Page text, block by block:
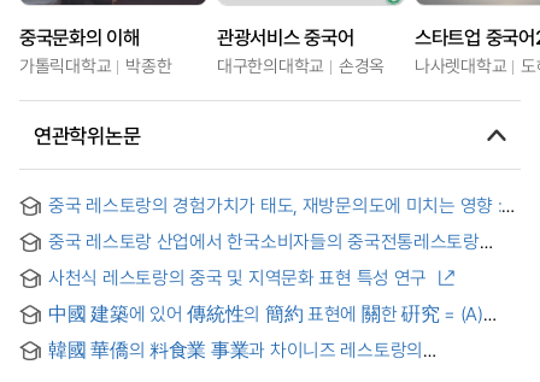
중국문화의 이해
가톨릭대학교 박종한
관광서비스 중국어
대구한의대학교 손경옥
스타트업 중국
나사렛대학교
연관학위논문
중국 레스토랑의 경험가치가 태도, 재방문의도에 미치는 영향 :
서울시내 관광호텔 5성급 중심으로
중국 레스토랑 산업에서 한국소비자들의 중국전통레스토랑
선택속성에 관한 연구
사천식 레스토랑의 중국 및 지역문화 표현 특성 연구
中國 建築에 있어 傳統性의 簡約 표현에 關한 硏究 = (A)
study on Minimalism expressions of trditional Chinese
architecture
韓國 華僑의 料食業 事業과 차이니즈 레스토랑의